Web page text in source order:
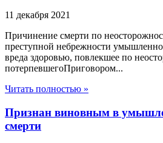
11 декабря 2021
Причинение смерти по
преступной небрежности
вреда здоровью, повлекшее по
потерпевшегоПриговором...
Читать полностью »
Признан виновным в
смерти